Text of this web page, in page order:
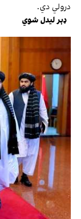
درولي دي.
ډېر لیدل شوي